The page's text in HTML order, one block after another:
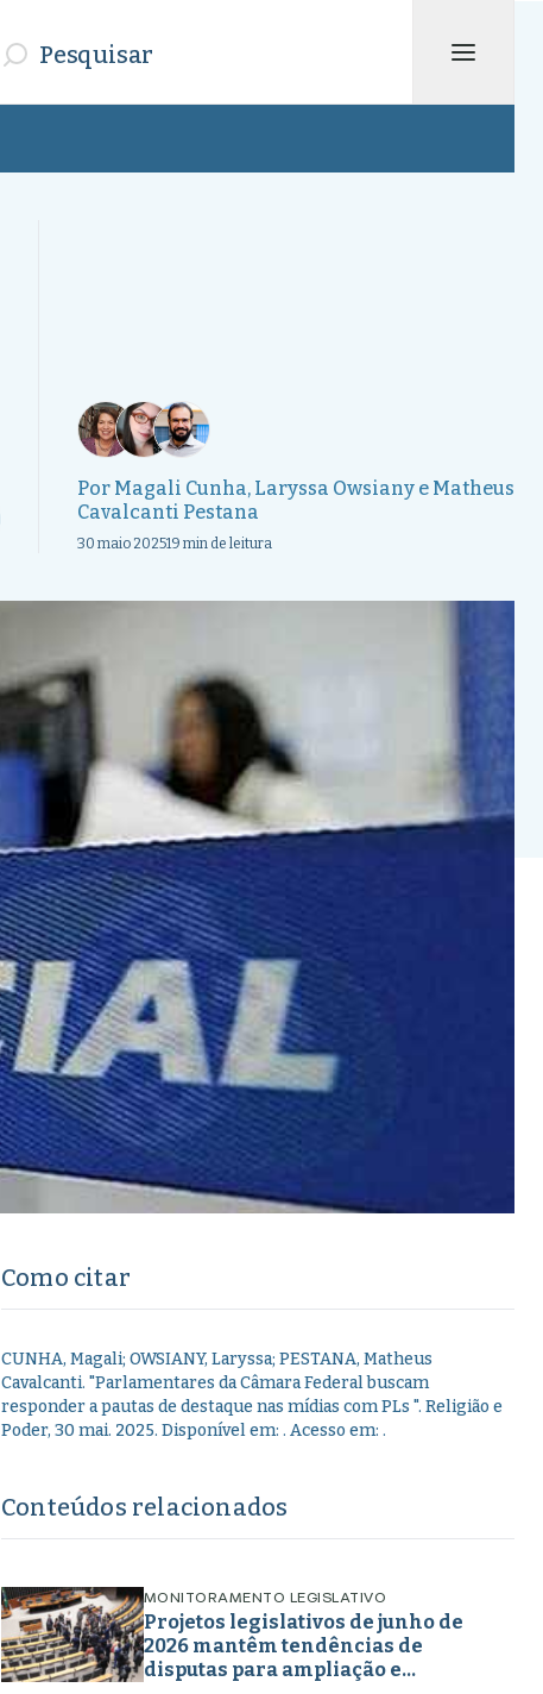
Por Magali Cunha, Laryssa Owsiany e Matheus
Cavalcanti Pestana
30 maio 202519 min de leitura
Como citar
CUNHA, Magali; OWSIANY, Laryssa; PESTANA, Matheus
Cavalcanti. "Parlamentares da Câmara Federal buscam
responder a pautas de destaque nas mídias com PLs ". Religião e
Poder, 30 mai. 2025. Disponível em: . Acesso em: .
Conteúdos relacionados
MONITORAMENTO LEGISLATIVO
Projetos legislativos de junho de
2026 mantêm tendências de
disputas para ampliação e